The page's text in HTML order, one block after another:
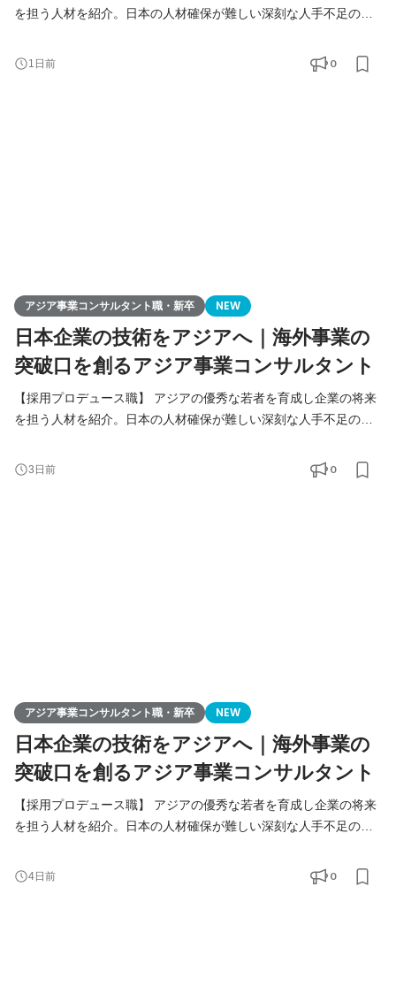
を担う人材を紹介。日本の人材確保が難しい深刻な人手不足の課
りを核に、日本企業の中国アジアビジネスを支援。当社が手掛け
る様々なアジア事業の課題解決（進出、販路拡大、経営請負、事
1日前 0
アジア事業コンサルタント職・新卒 NEW
日本企業の技術をアジアへ｜海外事業の
突破口を創るアジア事業コンサルタント
【採用プロデュース職】 アジアの優秀な若者を育成し企業の将来
を担う人材を紹介。日本の人材確保が難しい深刻な人手不足の課
りを核に、日本企業の中国アジアビジネスを支援。当社が手掛け
る様々なアジア事業の課題解決（進出、販路拡大、経営請負、事
3日前 0
アジア事業コンサルタント職・新卒 NEW
日本企業の技術をアジアへ｜海外事業の
突破口を創るアジア事業コンサルタント
【採用プロデュース職】 アジアの優秀な若者を育成し企業の将来
を担う人材を紹介。日本の人材確保が難しい深刻な人手不足の課
りを核に、日本企業の中国アジアビジネスを支援。当社が手掛け
る様々なアジア事業の課題解決（進出、販路拡大、経営請負、事
4日前 0